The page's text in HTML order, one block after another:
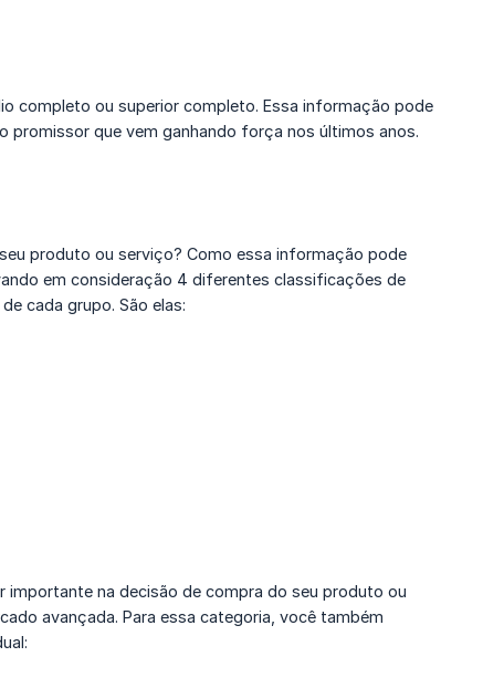
completo ou superior completo. Essa informação pode
promissor que vem ganhando força nos últimos anos.
produto ou serviço? Como essa informação pode
em consideração 4 diferentes classificações de
cada grupo. São elas:
importante na decisão de compra do seu produto ou
avançada. Para essa categoria, você também